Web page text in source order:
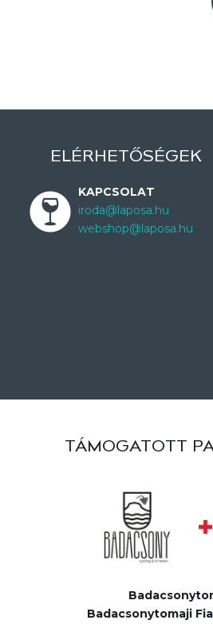
ELÉRHETŐSÉGEK
KAPCSOLAT
iroda@laposa.hu
webshop@laposa.hu
TÁMOGATOTT
Badacsonytomaji